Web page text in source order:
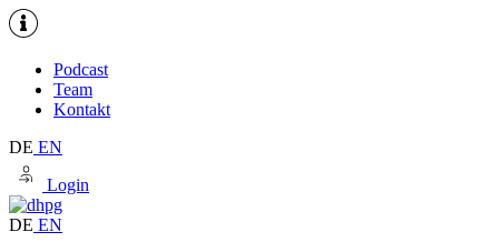
Podcast
Team
Kontakt
DE EN
Login
DE EN